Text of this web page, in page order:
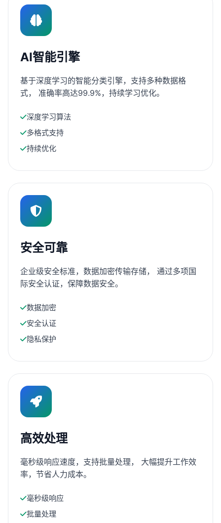
AI智能引擎
基于深度学习的智能分类引擎，支持多种数据格
式， 准确率高达99.9%，持续学习优化。
深度学习算法
多格式支持
持续优化
安全可靠
企业级安全标准，数据加密传输存储， 通过多项国
际安全认证，保障数据安全。
数据加密
安全认证
隐私保护
高效处理
毫秒级响应速度，支持批量处理， 大幅提升工作效
率，节省人力成本。
毫秒级响应
批量处理